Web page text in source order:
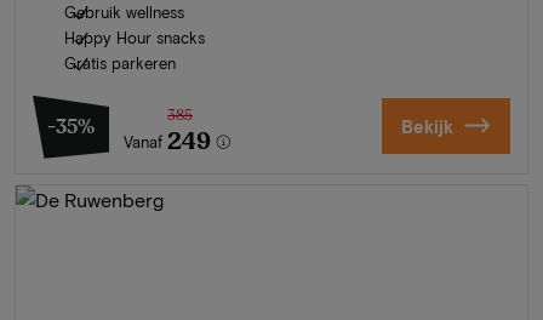
Gebruik wellness
Happy Hour snacks
Gratis parkeren
-35%
Vanaf
385
249 Bekijk